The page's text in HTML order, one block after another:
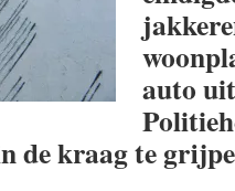
auto
de kraag te